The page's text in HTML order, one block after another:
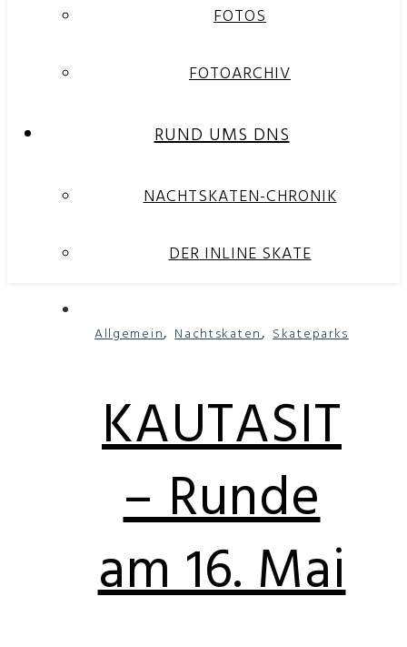
FOTOS
FOTOARCHIV
RUND UMS DNS
NACHTSKATEN-CHRONIK
DER INLINE SKATE
Allgemein,Nachtskaten, Skateparks
KAUTASIT
– Runde
am 16. Mai